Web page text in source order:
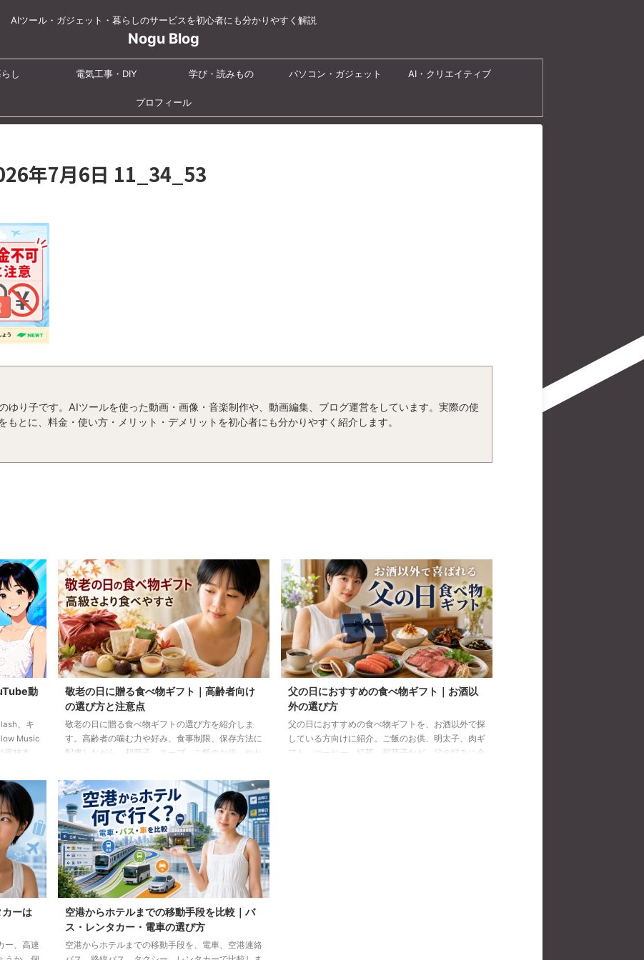
AIツール・ガジェット・暮らしのサービスを初心者にも分かりやすく解説
Nogu Blog
し 電気工事・DIY 学び・読みもの パソコン・ガジェット AI・クリエイティブ
プロフィール
年7月6日 11_34_53
ゆり子です。AIツールを使った動画・画像・音楽制作や、動画編集、ブログ運営をしています。実際の使
もとに、料金・使い方・メリット・デメリットを初心者にも分かりやすく紹介します。
動
、キ
Music
18本
敬老の日に贈る食べ物ギフト｜高齢者向け
の選び方と注意点
敬老の日に贈る食べ物ギフトの選び方を紹介しま
す。高齢者の噛む力や好み、食事制限、保存方法に
配慮しながら、和菓子、スープ、ご飯のお供、やわ
父の日におすすめの食べ物ギフト｜お酒以
外の選び方
父の日におすすめの食べ物ギフトを、お酒以外で探
している方向けに紹介。ご飯のお供、明太子、肉ギ
フト、コーヒー、紅茶、和菓子など、父の好みに合
ーは
ー、高速
空港からホテルまでの移動手段を比較｜バ
ス・レンタカー・電車の選び方
空港からホテルまでの移動手段を、電車、空港連絡